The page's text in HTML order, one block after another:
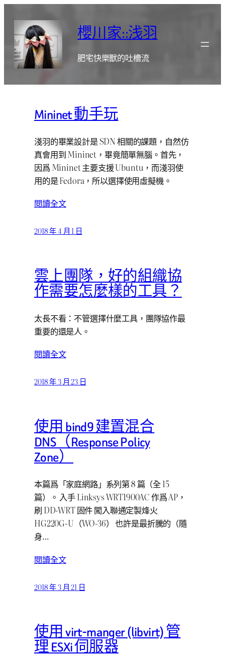
櫻川家::浅羽
肥宅快樂獸的吐槽流
Mininet 動手玩
淺羽的畢業設計是 SDN 相關的課題，自然仿
真會用到 Mininet，畢竟簡單無腦。首先，
因爲 Mininet 主要支援 Ubuntu，而淺羽使
用的是 Fedora，所以選擇使用虛擬機。
閱讀全文
2018 年 4 月 1 日
雲上團隊，好的組織協
作需要怎麼樣的工具？
太長不看：不管選擇什麼工具，團隊協作最
重要的還是人。
閱讀全文
2018 年 3 月 23 日
使用 bind9 建置混合
DNS（Response Policy
Zone）
本篇爲「家庭網路」系列第 8 篇（全 15
篇）。 入手 Linksys WRT1900AC 作爲 AP，
刷 DD-WRT 固件 闖入聯通定製烽火
HG220G-U（WO-36） 也許是最折騰的（隨
身…
閱讀全文
2018 年 3 月 21 日
使用 virt-manger (libvirt) 管
理 ESXi 伺服器